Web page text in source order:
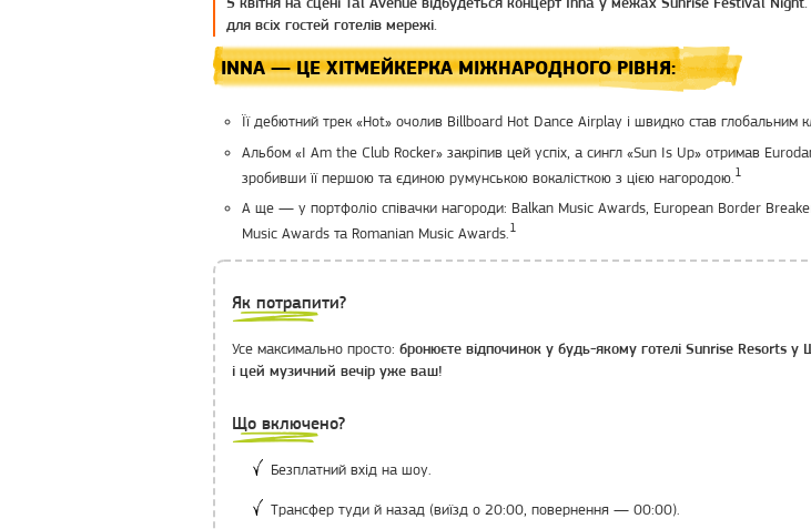
5 квітня на сцені Tal Avenue відбудеться концерт Inna у межах Sunrise Festival Night.
для всіх гостей готелів мережі.
INNA — ЦЕ ХІТМЕЙКЕРКА МІЖНАРОДНОГО РІВНЯ:
Її дебютний трек «Hot» очолив Billboard Hot Dance Airplay і швидко став глобальним
Альбом «I Am the Club Rocker» закріпив цей успіх, а сингл «Sun Is Up» отримав
зробивши її першою та єдиною румунською вокалісткою з цією нагородою. 1
А ще — у портфоліо співачки нагороди: Balkan Music Awards, European Border
Music Awards та Romanian Music Awards. 1
Як потрапити?
Усе максимально просто: бронюєте відпочинок у будь-якому готелі Sunrise
і цей музичний вечір уже ваш!
Що включено?
Безплатний вхід на шоу.
Трансфер туди й назад (виїзд о 20:00, повернення — 00:00).